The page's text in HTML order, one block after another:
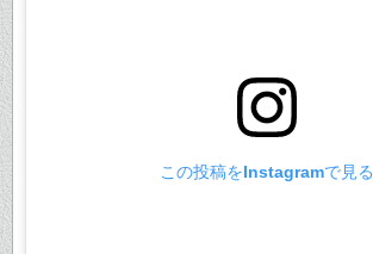
この投稿をInstagramで見る